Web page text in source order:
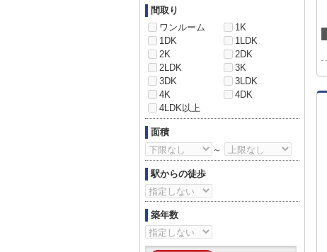
間取り
ワンルーム
1K
1DK
1LDK
2K
2DK
2LDK
3K
3DK
3LDK
4K
4DK
4LDK以上
面積
～
駅からの徒歩
築年数